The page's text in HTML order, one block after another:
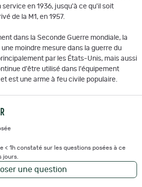
en 1936, jusqu'à ce qu'il soit
de la M1, en 1957.
dans la Seconde Guerre mondiale, la
moindre mesure dans la guerre du
par les États-Unis, mais aussi
d'être utilisé dans l'équipement
est une arme à feu civile populaire.
< 1h constaté sur les questions posées à ce
jours.
une question